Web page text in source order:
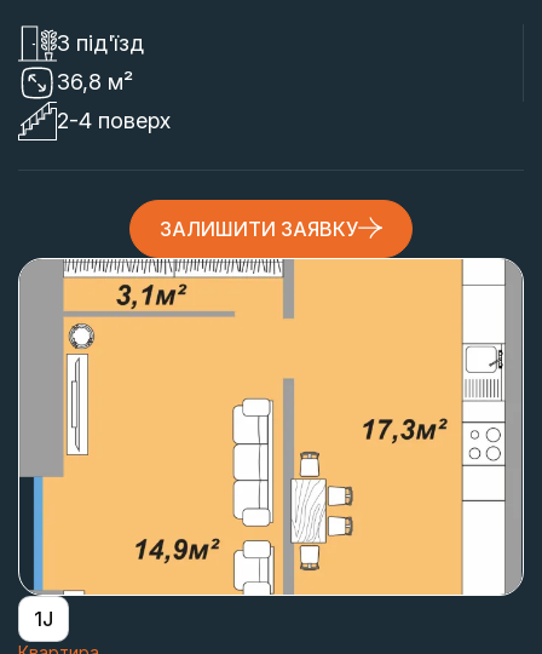
3 під'їзд
36,8 м²
2-4 поверх
ЗАЛИШИТИ ЗАЯВКУ
1J